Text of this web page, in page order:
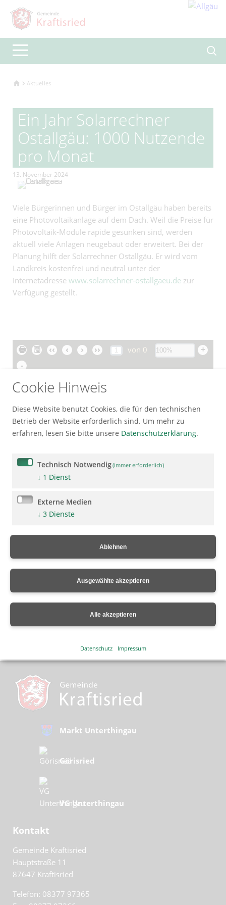
Aktuelles
Ein Jahr Solarrechner
Ostallgäu: 1000 Nutzende
pro Monat
13. November 2024
Viele Bürgerinnen und Bürger im Ostallgäu haben bereits
eine Photovoltaikanlage auf dem Dach. Weil die Preise für
Photovoltaik-Module rapide gesunken sind, werden
aktuell viele Anlagen neugebaut oder erweitert. Bei der
Planung hilft der Solarrechner Ostallgäu. Er wird vom
Landkreis kostenfrei und neutral unter der
Internetadresse www.solarrechner-ostallgaeu.de zur
Verfügung gestellt.
🖶 🖫 ‹‹ ‹ › ›› von 0
+
-
Nächster Artikel
Markt Unterthingau
Görisried
VG Unterthingau
Kontakt
Gemeinde Kraftisried
Hauptstraße 11
87647 Kraftisried
Telefon: 08377 97365
Cookie Hinweis
Diese Website benutzt Cookies, die für den technischen
Betrieb der Website erforderlich sind. Um mehr zu
erfahren, lesen Sie bitte unsere Datenschutzerklärung.
Technisch Notwendig(immer erforderlich)
↓ 1 Dienst
Externe Medien
↓ 3 Dienste
Ablehnen
Ausgewählte akzeptieren
Alle akzeptieren
Datenschutz Impressum